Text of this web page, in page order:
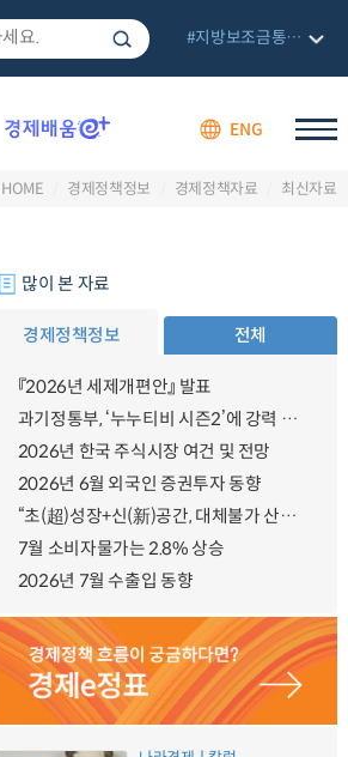
ENG
#지방보조금통합관리망
HOME 경제정책정보 경제정책자료 최신자료
많이 본 자료
경제정책정보 전체
『2026년 세제개편안』 발표
과기정통부, ‘누누티비 시즌2’에 강력 대응 의지 밝혀
2026년 한국 주식시장 여건 및 전망
2026년 6월 외국인 증권투자 동향
“초(超)성장+신(新)공간, 대체불가 산업강국”
7월 소비자물가는 2.8% 상승
2026년 7월 수출입 동향